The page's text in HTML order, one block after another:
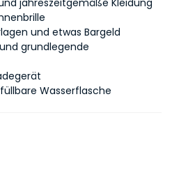
jahreszeitgemäße Kleidung
und etwas Bargeld
grundlegende
Wasserflasche